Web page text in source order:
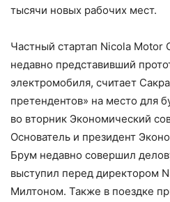
тысячи новых рабочих мест.
Частный стартап Nicola Motor
недавно представивший
электромобиля, считает
претендентов» на место для
во вторник Экономический
Основатель и президент
Брум недавно совершил
выступил перед директором
Милтоном. Также в поездке